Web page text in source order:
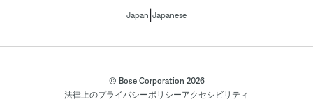
Japan Japanese
© Bose Corporation 2026
法律上のプライバシーポリシーアクセシビリティ